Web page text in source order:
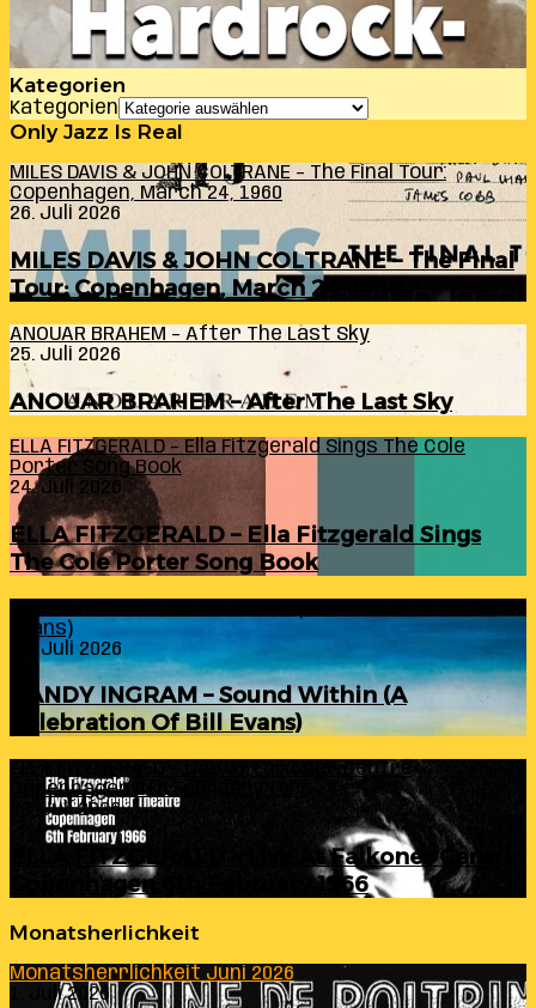
Kategorien
Kategorien
Only Jazz Is Real
MILES DAVIS & JOHN COLTRANE – The Final Tour:
Copenhagen, March 24, 1960
26. Juli 2026
MILES DAVIS & JOHN COLTRANE – The Final
Tour: Copenhagen, March 24, 1960
ANOUAR BRAHEM – After The Last Sky
25. Juli 2026
ANOUAR BRAHEM – After The Last Sky
ELLA FITZGERALD – Ella Fitzgerald Sings The Cole
Porter Song Book
24. Juli 2026
ELLA FITZGERALD – Ella Fitzgerald Sings
The Cole Porter Song Book
Evans)
24. Juli 2026
RANDY INGRAM – Sound Within (A
Celebration Of Bill Evans)
ELLA FITZGERALD – Live At Falkoner Centre
Copenhagen 6th February 1966
23. Juli 2026
ELLA FITZGERALD – Live At Falkoner Centre
Copenhagen 6th February 1966
Monatsherlichkeit
Monatsherrlichkeit Juni 2026
1. Juli 2026